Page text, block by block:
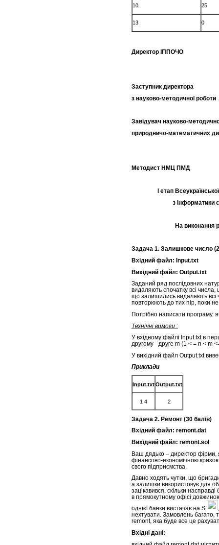
10 25
13 0
Директор
Заступник директора
з науково-
Завідувач науково-
природничо-
Методист НМЦ
І етап
з інформатики
На виконання
Задача 1. Залишкове число (2
Вхідний файл: Input.txt
Вихідний файл: Output.txt
Заданий ряд послідовних
видаляють спочатку всі
що залишились видаляють всі
повторюють до тих пір, поки
Потрібно написати програму,
Технічні вимоги :
У вхідному файлі Input.txt в
другому - друге m (1 < = n < m
У вихідний файл Output.txt
Приклади
Input.txtOutput.txt
1 4 2
Задача 2. Ремонт (30 балів)
Вхідний файл: remont.dat
Вихідний файл: remont.sol
Ваш дядько ­–­­ директор фірми,
фінансово-економічною
свого підприємства.
Давно ходять чутки, що
а залишки використовує для
зацікавився, скільки
в прямокутному офісі
однієї банки вистачає на S
нехтувати. Замовлень багато,
remont, яка буде все це
Вхідні дані: